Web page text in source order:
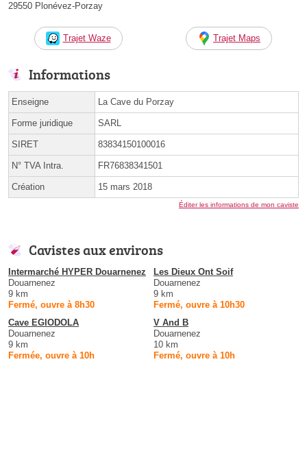
29550 Plonévez-Porzay
Trajet Waze Trajet Maps
Informations
Enseigne La Cave du Porzay
Forme juridique SARL
SIRET 83834150100016
N° TVA Intra. FR76838341501
Création 15 mars 2018
Éditer les informations de mon caviste
Cavistes aux environs
Intermarché HYPER Douarnenez
Douarnenez
9 km
Fermé, ouvre à 8h30
Les Dieux Ont Soif
Douarnenez
9 km
Fermé, ouvre à 10h30
Cave EGIODOLA
Douarnenez
9 km
Fermée, ouvre à 10h
V And B
Douarnenez
10 km
Fermé, ouvre à 10h